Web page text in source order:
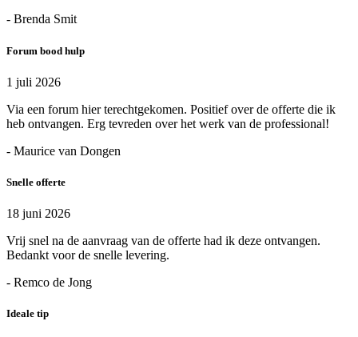
- Brenda Smit
Forum bood hulp
1 juli 2026
Via een forum hier terechtgekomen. Positief over de offerte die ik
heb ontvangen. Erg tevreden over het werk van de professional!
- Maurice van Dongen
Snelle offerte
18 juni 2026
Vrij snel na de aanvraag van de offerte had ik deze ontvangen.
Bedankt voor de snelle levering.
- Remco de Jong
Ideale tip